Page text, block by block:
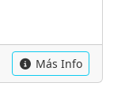
Más Info